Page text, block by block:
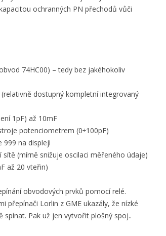
ochranných PN přechodů vůči
74HC00) – tedy bez jakéhokoliv
dostupný kompletní integrovaný
1pF) až 10mF
potenciometrem (0÷100pF)
999 na displeji
(mírně snižuje oscilaci měřeného údaje)
až 20 vteřin)
obvodových prvků pomocí relé.
přepínači Lorlin z GME ukazály, že nízké
Pak už jen vytvořit plošný spoj..